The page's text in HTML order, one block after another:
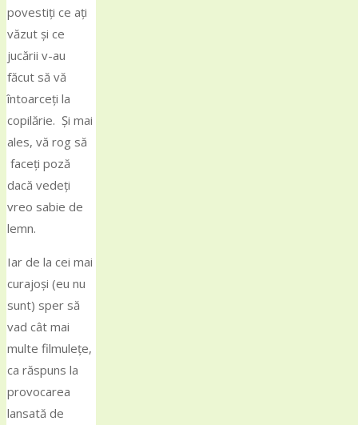
povestiți ce ați
văzut și ce
jucării v-au
făcut să vă
întoarceți la
copilărie. Și mai
ales, vă rog să
faceți poză
dacă vedeți
vreo sabie de
lemn.
Iar de la cei mai
curajoși (eu nu
sunt) sper să
vad cât mai
multe filmulețe,
ca răspuns la
provocarea
lansată de